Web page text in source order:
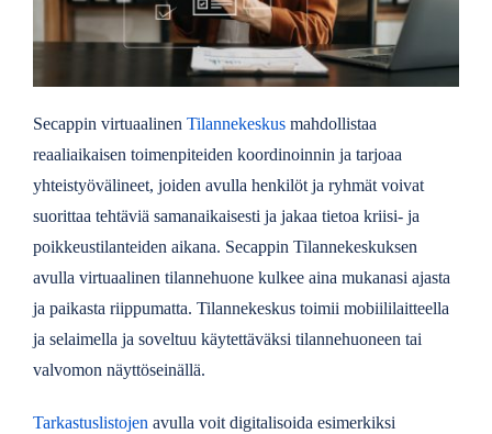
Secappin virtuaalinen Tilannekeskusmahdollistaa
reaaliaikaisen toimenpiteiden koordinoinnin ja tarjoaa
yhteistyövälineet, joiden avulla henkilöt ja ryhmät voivat
suorittaa tehtäviä samanaikaisesti ja jakaa tietoa kriisi- ja
poikkeustilanteiden aikana. Secappin Tilannekeskuksen
avulla virtuaalinen tilannehuone kulkee aina mukanasi ajasta
ja paikasta riippumatta. Tilannekeskus toimii mobiililaitteella
ja selaimella ja soveltuu käytettäväksi tilannehuoneen tai
valvomon näyttöseinällä.
Tarkastuslistojen avulla voit digitalisoida esimerkiksi